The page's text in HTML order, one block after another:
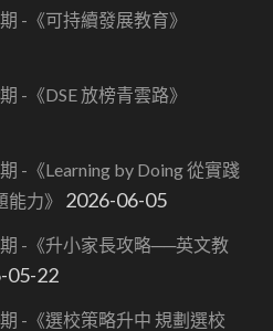
-《可持續發展教育》
-《DSE 放榜青雲路》
-《Learning by Doing 從實踐
力》
2026-06-05
-《升小家長攻略──英文教
05-22
-《選校策略升中 規劃選校